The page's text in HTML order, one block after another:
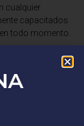
cualquier
capacitados
todo momento.
o necesitas una
expertos en
de grifería,
asegurarnos de